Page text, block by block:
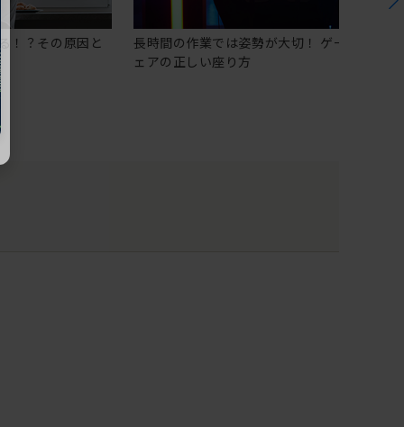
！？その原因と
長時間の作業では姿勢が大切！ ゲーミングチ
ェアの正しい座り方